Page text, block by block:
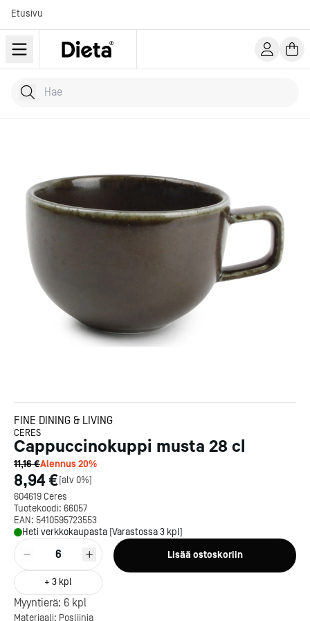
Etusivu
Hae tuotteita
Kirjoita hakusana...
FINE DINING & LIVING
CERES
Cappuccinokuppi musta 28 cl
11,16 €Alennus20%
8,94 €[alv 0%]
604619 Ceres
Tuotekoodi: 66057
EAN: 5410595723553
Heti verkkokaupasta [Varastossa 3 kpl]
6
+ 3 kpl
Lisää ostoskoriin
Myyntierä: 6 kpl
Materiaali: Posliinia
Kotipizza on vuonna 1987
perustettu yritys, jolla on yli
300 ravintolaa eri puolella